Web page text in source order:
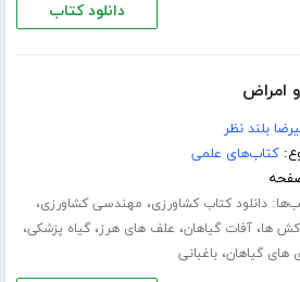
دانلود کتاب
امراض
بلند نظر
کتاب‌های علمی
دانلود کتاب کشاورزی، مهندسی کشاورزی،
ها،آفات گیاهان، علف های هرز،گیاه پزشکی،
های گیاهان،باغبانی